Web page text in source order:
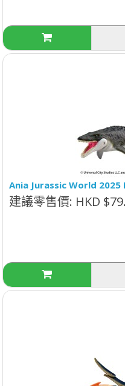
Ania Jurassic World 2025
建議零售價: HKD